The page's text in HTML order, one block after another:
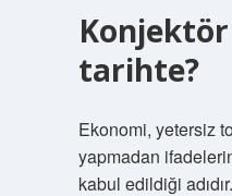
tarihte?
Ekonomi, yetersiz
yapmadan
kabul edildiği